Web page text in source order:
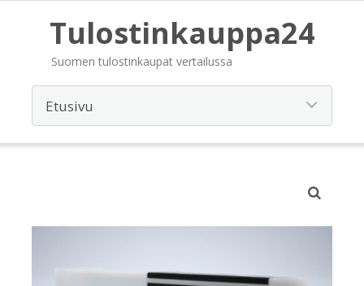
Tulostinkauppa24
Suomen tulostinkaupat vertailussa